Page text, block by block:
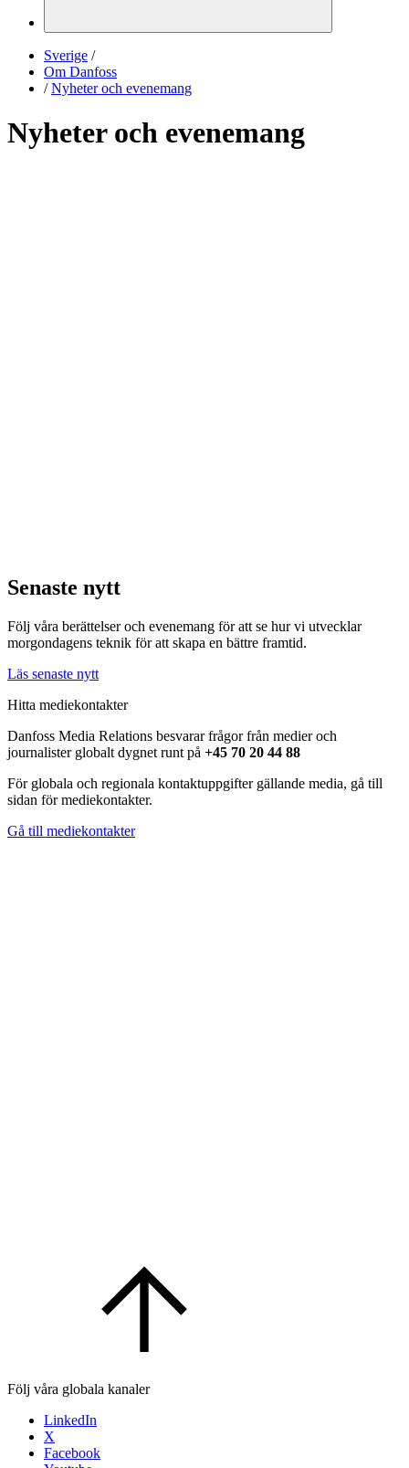
Sverige /
Om Danfoss
/ Nyheter och evenemang
Nyheter och evenemang
Senaste nytt
Följ våra berättelser och evenemang för att se hur vi utvecklar
morgondagens teknik för att skapa en bättre framtid.
Läs senaste nytt
Hitta mediekontakter
Danfoss Media Relations besvarar frågor från medier och
journalister globalt dygnet runt på +45 70 20 44 88
För globala och regionala kontaktuppgifter gällande media, gå till
sidan för mediekontakter.
Gå till mediekontakter
Följ våra globala kanaler
LinkedIn
X
Facebook